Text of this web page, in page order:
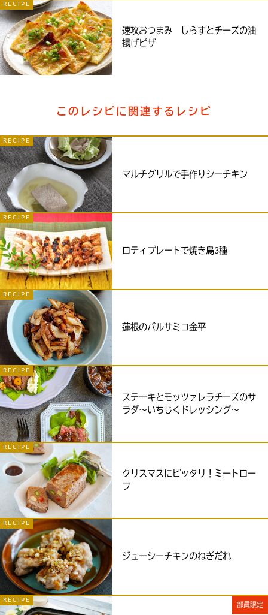
RECIPE
速攻おつまみ しらすとチーズの油
揚げピザ
このレシピに関連するレシピ
RECIPE
マルチグリルで手作りシーチキン
RECIPE
ロティプレートで焼き鳥3種
RECIPE
蓮根のバルサミコ金平
RECIPE
ステーキとモッツァレラチーズのサ
ラダ～いちじくドレッシング～
RECIPE
クリスマスにピッタリ！ミートロー
フ
RECIPE
ジューシーチキンのねぎだれ
RECIPE
部員限定